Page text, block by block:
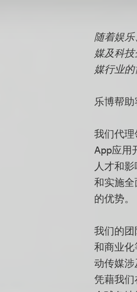
概
述
随着娱
媒及科
媒行业的
乐博帮
我们代
App应用
人才和
和实施
的优势。
我们的
和商业
动传媒
凭藉我